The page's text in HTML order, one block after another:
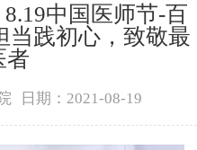
8.19中国医师节-百
当践初心，致敬最
者
日期：2021-08-19